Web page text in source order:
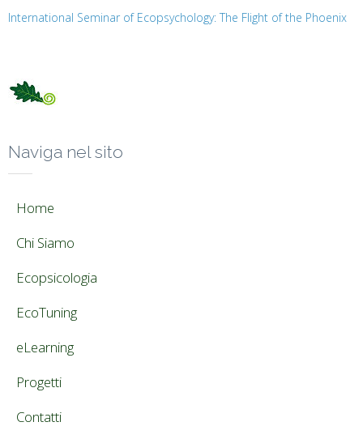
International Seminar of Ecopsychology: The Flight of the Phoenix
Naviga nel sito
Home
Chi Siamo
Ecopsicologia
EcoTuning
eLearning
Progetti
Contatti